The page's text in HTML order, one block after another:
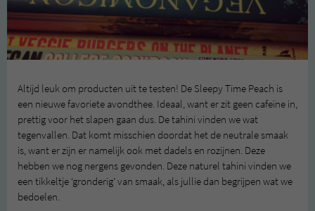
Altijd leuk om producten uit te testen! De Sleepy Time Peach is
een nieuwe favoriete avondthee. Ideaal, want er zit geen cafeïne in,
prettig voor het slapen gaan dus. De tahini vinden we wat
tegenvallen. Dat komt misschien doordat het de neutrale smaak
is, want er zijn er namelijk ook met dadels en rozijnen. Deze
hebben we nog nergens gevonden. Deze naturel tahini vinden we
een tikkeltje ‘gronderig’ van smaak, als jullie dan begrijpen wat we
bedoelen.